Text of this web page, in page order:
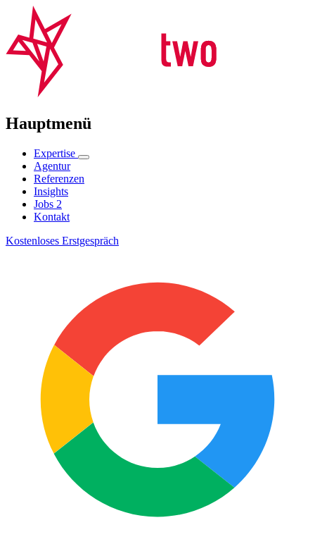
Hauptmenü
Expertise
Agentur
Referenzen
Insights
Jobs 2
Kontakt
Kostenloses Erstgespräch